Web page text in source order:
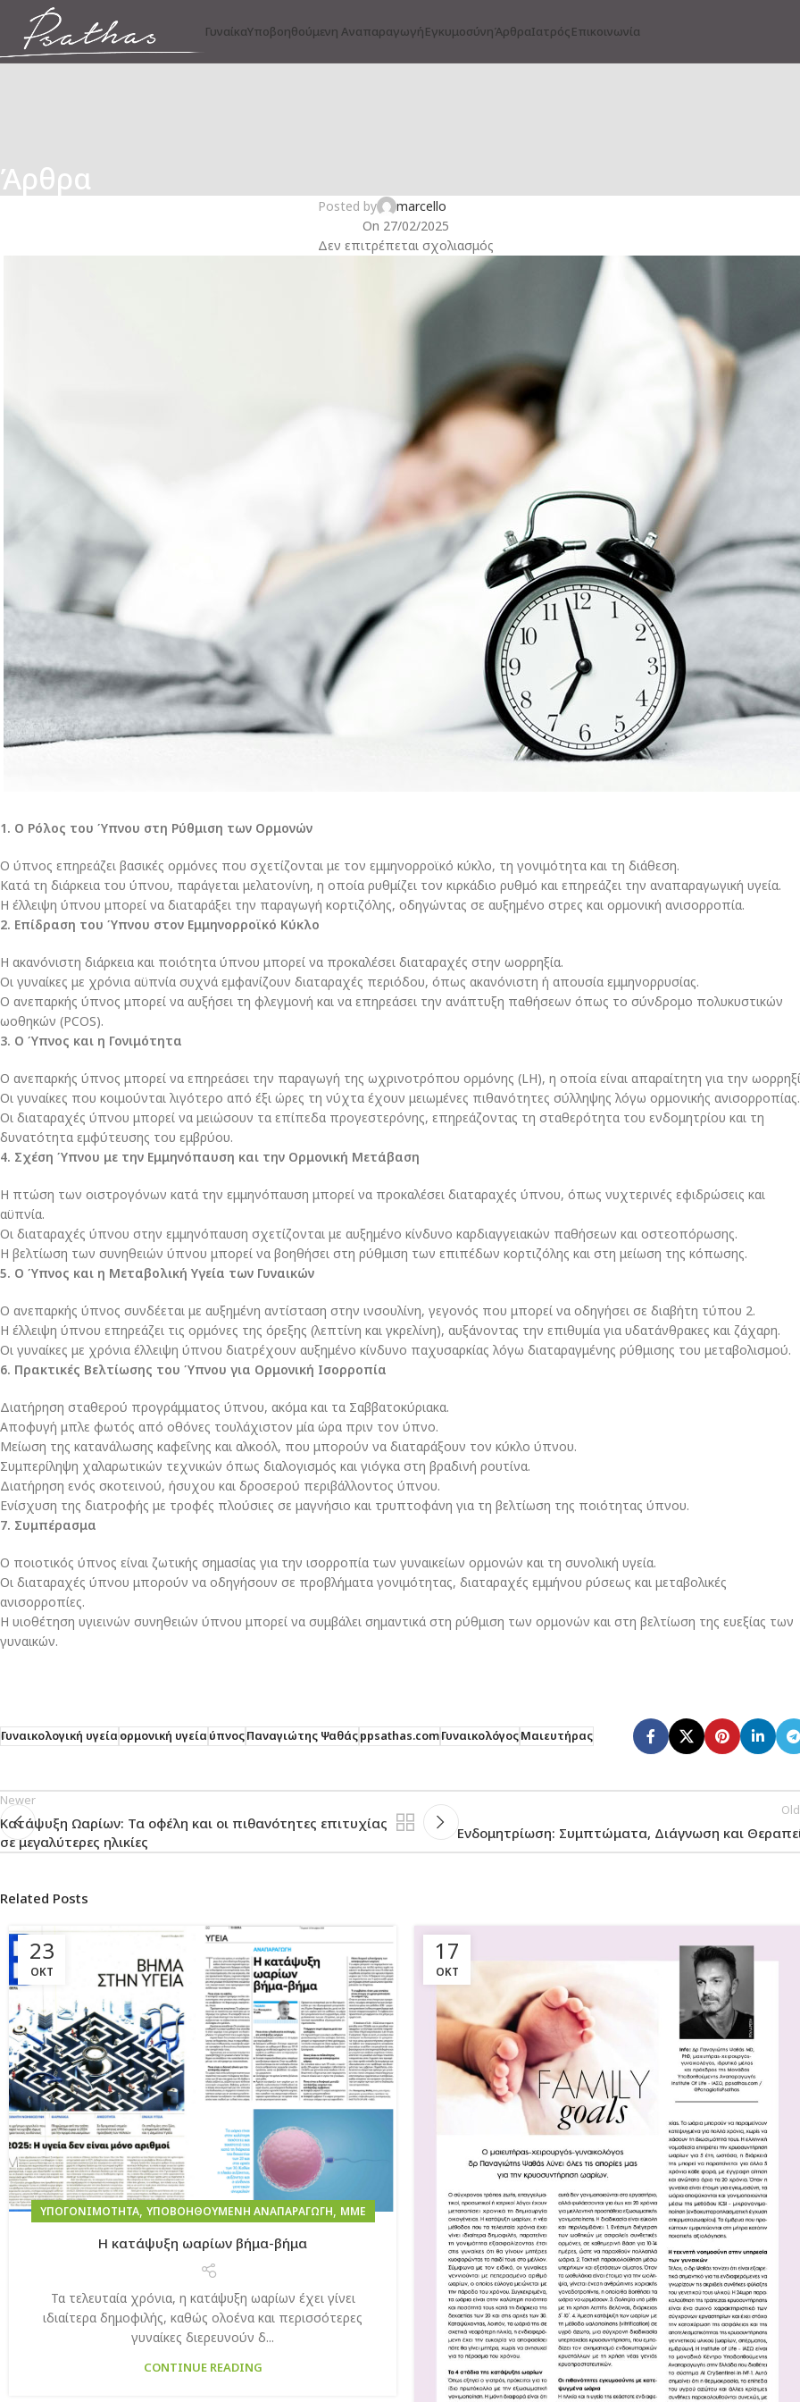
ΓυναίκαΥποβοηθούμενη ΑναπαραγωγήΕγκυμοσύνηΆρθραΙατρόςΕπικοινωνία
Άρθρα
Posted by
marcello
On 27/02/2025
Δεν επιτρέπεται σχολιασμός
1. Ο Ρόλος του Ύπνου στη Ρύθμιση των Ορμονών
Ο ύπνος επηρεάζει βασικές ορμόνες που σχετίζονται με τον εμμηνορροϊκό κύκλο, τη γονιμότητα και τη διάθεση.
Κατά τη διάρκεια του ύπνου, παράγεται μελατονίνη, η οποία ρυθμίζει τον κιρκάδιο ρυθμό και επηρεάζει την αναπαραγωγική υγεία.
Η έλλειψη ύπνου μπορεί να διαταράξει την παραγωγή κορτιζόλης, οδηγώντας σε αυξημένο στρες και ορμονική ανισορροπία.
2. Επίδραση του Ύπνου στον Εμμηνορροϊκό Κύκλο
Η ακανόνιστη διάρκεια και ποιότητα ύπνου μπορεί να προκαλέσει διαταραχές στην ωορρηξία.
Οι γυναίκες με χρόνια αϋπνία συχνά εμφανίζουν διαταραχές περιόδου, όπως ακανόνιστη ή απουσία εμμηνορρυσίας.
Ο ανεπαρκής ύπνος μπορεί να αυξήσει τη φλεγμονή και να επηρεάσει την ανάπτυξη παθήσεων όπως το σύνδρομο πολυκυστικών
ωοθηκών (PCOS).
3. Ο Ύπνος και η Γονιμότητα
Ο ανεπαρκής ύπνος μπορεί να επηρεάσει την παραγωγή της ωχρινοτρόπου ορμόνης (LH), η οποία είναι απαραίτητη για την
Οι γυναίκες που κοιμούνται λιγότερο από έξι ώρες τη νύχτα έχουν μειωμένες πιθανότητες σύλληψης λόγω ορμονικής ανισορροπίας.
Οι διαταραχές ύπνου μπορεί να μειώσουν τα επίπεδα προγεστερόνης, επηρεάζοντας τη σταθερότητα του ενδομητρίου και τη
δυνατότητα εμφύτευσης του εμβρύου.
4. Σχέση Ύπνου με την Εμμηνόπαυση και την Ορμονική Μετάβαση
Η πτώση των οιστρογόνων κατά την εμμηνόπαυση μπορεί να προκαλέσει διαταραχές ύπνου, όπως νυχτερινές εφιδρώσεις και
αϋπνία.
Οι διαταραχές ύπνου στην εμμηνόπαυση σχετίζονται με αυξημένο κίνδυνο καρδιαγγειακών παθήσεων και οστεοπόρωσης.
Η βελτίωση των συνηθειών ύπνου μπορεί να βοηθήσει στη ρύθμιση των επιπέδων κορτιζόλης και στη μείωση της κόπωσης.
5. Ο Ύπνος και η Μεταβολική Υγεία των Γυναικών
Ο ανεπαρκής ύπνος συνδέεται με αυξημένη αντίσταση στην ινσουλίνη, γεγονός που μπορεί να οδηγήσει σε διαβήτη τύπου 2.
Η έλλειψη ύπνου επηρεάζει τις ορμόνες της όρεξης (λεπτίνη και γκρελίνη), αυξάνοντας την επιθυμία για υδατάνθρακες και ζάχαρη.
Οι γυναίκες με χρόνια έλλειψη ύπνου διατρέχουν αυξημένο κίνδυνο παχυσαρκίας λόγω διαταραγμένης ρύθμισης του μεταβολισμού.
6. Πρακτικές Βελτίωσης του Ύπνου για Ορμονική Ισορροπία
Διατήρηση σταθερού προγράμματος ύπνου, ακόμα και τα Σαββατοκύριακα.
Αποφυγή μπλε φωτός από οθόνες τουλάχιστον μία ώρα πριν τον ύπνο.
Μείωση της κατανάλωσης καφεΐνης και αλκοόλ, που μπορούν να διαταράξουν τον κύκλο ύπνου.
Συμπερίληψη χαλαρωτικών τεχνικών όπως διαλογισμός και γιόγκα στη βραδινή ρουτίνα.
Διατήρηση ενός σκοτεινού, ήσυχου και δροσερού περιβάλλοντος ύπνου.
Ενίσχυση της διατροφής με τροφές πλούσιες σε μαγνήσιο και τρυπτοφάνη για τη βελτίωση της ποιότητας ύπνου.
7. Συμπέρασμα
Ο ποιοτικός ύπνος είναι ζωτικής σημασίας για την ισορροπία των γυναικείων ορμονών και τη συνολική υγεία.
Οι διαταραχές ύπνου μπορούν να οδηγήσουν σε προβλήματα γονιμότητας, διαταραχές εμμήνου ρύσεως και μεταβολικές
ανισορροπίες.
Η υιοθέτηση υγιεινών συνηθειών ύπνου μπορεί να συμβάλει σημαντικά στη ρύθμιση των ορμονών και στη βελτίωση της ευεξίας των
γυναικών.
Γυναικολογική υγείαορμονική υγείαύπνοςΠαναγιώτης Ψαθάςppsathas.comΓυναικολόγοςΜαιευτήρας
Newer
Κατάψυξη Ωαρίων: Τα οφέλη και οι πιθανότητες επιτυχίας
σε μεγαλύτερες ηλικίες
Ενδομητρίωση: Συμπτώματα, Διάγνωση και
Related Posts
23
ΟΚΤ
ΥΠΟΓΟΝΙΜΌΤΗΤΑ, ΥΠΟΒΟΗΘΟΎΜΕΝΗ ΑΝΑΠΑΡΑΓΩΓΉ, ΜΜΕ
H κατάψυξη ωαρίων βήμα-βήμα
Τα τελευταία χρόνια, η κατάψυξη ωαρίων έχει γίνει
ιδιαίτερα δημοφιλής, καθώς ολοένα και περισσότερες
γυναίκες διερευνούν δ...
CONTINUE READING
17
ΟΚΤ